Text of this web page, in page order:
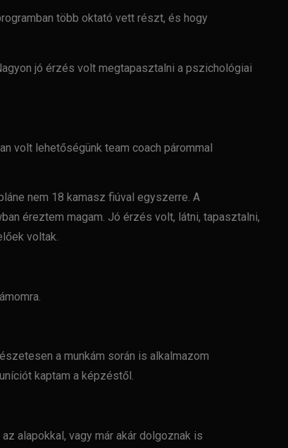
több oktató vett részt, és hogy
jó érzés volt megtapasztalni a pszichológiai
volt lehetőségünk team coach párommal
nem 18 kamasz fiúval egyszerre. A
éreztem magam. Jó érzés volt, látni, tapasztalni,
voltak.
a munkám során is alkalmazom
kaptam a képzéstől.
alapokkal, vagy már akár dolgoznak is